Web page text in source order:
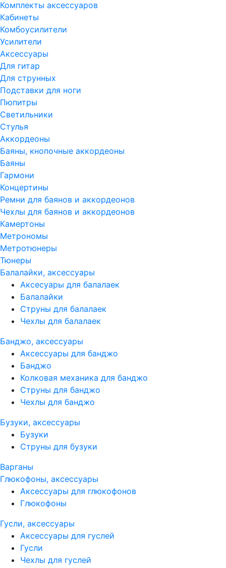
Комплекты аксессуаров
Кабинеты
Комбоусилители
Усилители
Аксессуары
Для гитар
Для струнных
Подставки для ноги
Пюпитры
Светильники
Стулья
Аккордеоны
Баяны, кнопочные аккордеоны
Баяны
Гармони
Концертины
Ремни для баянов и аккордеонов
Чехлы для баянов и аккордеонов
Камертоны
Метрономы
Метротюнеры
Тюнеры
Балалайки, аксессуары
Аксесуары для балалаек
Балалайки
Струны для балалаек
Чехлы для балалаек
Банджо, аксессуары
Аксессуары для банджо
Банджо
Колковая механика для банджо
Струны для банджо
Чехлы для банджо
Бузуки, аксессуары
Бузуки
Струны для бузуки
Варганы
Глюкофоны, аксессуары
Аксессуары для глюкофонов
Глюкофоны
Гусли, аксессуары
Аксессуары для гуслей
Гусли
Чехлы для гуслей